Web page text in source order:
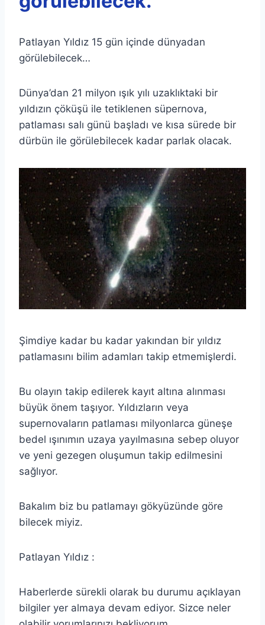
Patlayan Yıldız 15 gün içinde dünyadan
görülebilecek…
Dünya’dan 21 milyon ışık yılı uzaklıktaki bir
yıldızın çöküşü ile tetiklenen süpernova,
patlaması salı günü başladı ve kısa sürede bir
dürbün ile görülebilecek kadar parlak olacak.
Şimdiye kadar bu kadar yakından bir yıldız
patlamasını bilim adamları takip etmemişlerdi.
Bu olayın takip edilerek kayıt altına alınması
büyük önem taşıyor. Yıldızların veya
supernovaların patlaması milyonlarca güneşe
bedel ışınımın uzaya yayılmasına sebep oluyor
ve yeni gezegen oluşumun takip edilmesini
sağlıyor.
Bakalım biz bu patlamayı gökyüzünde göre
bilecek miyiz.
Patlayan Yıldız :
Haberlerde sürekli olarak bu durumu açıklayan
bilgiler yer almaya devam ediyor. Sizce neler